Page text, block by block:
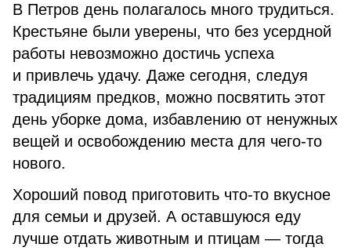
В Петров день полагалось много трудиться.
Крестьяне были уверены, что без усердной
работы невозможно достичь успеха
и привлечь удачу. Даже сегодня, следуя
традициям предков, можно посвятить этот
день уборке дома, избавлению от ненужных
вещей и освобождению места для чего-то
нового.
Хороший повод приготовить что-то вкусное
для семьи и друзей. А оставшуюся еду
лучше отдать животным и птицам — тогда